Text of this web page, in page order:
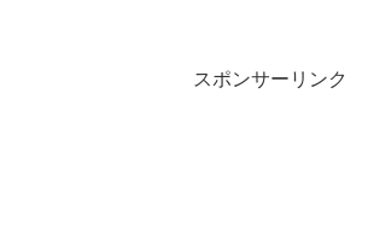
スポンサーリンク